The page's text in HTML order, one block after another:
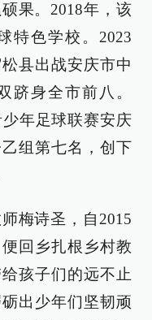
果。2018年，该
特色学校。2023
县出战安庆市中
跻身全市前八。
年足球联赛安庆
组第七名，创下
梅诗圣，自2015
回乡扎根乡村教
孩子们的远不止
出少年们坚韧顽